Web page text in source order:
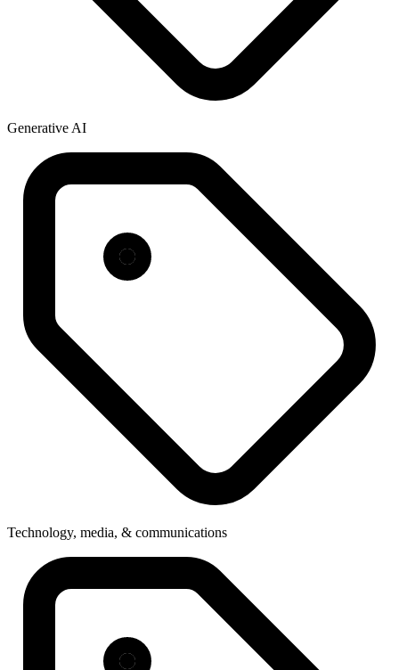
Generative AI
Technology, media, & communications